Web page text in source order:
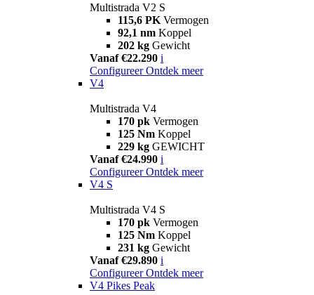
Multistrada V2 S
115,6 PK Vermogen
92,1 nm Koppel
202 kg Gewicht
Vanaf €22.290 i
Configureer Ontdek meer
V4
Multistrada V4
170 pk Vermogen
125 Nm Koppel
229 kg GEWICHT
Vanaf €24.990 i
Configureer Ontdek meer
V4 S
Multistrada V4 S
170 pk Vermogen
125 Nm Koppel
231 kg Gewicht
Vanaf €29.890 i
Configureer Ontdek meer
V4 Pikes Peak